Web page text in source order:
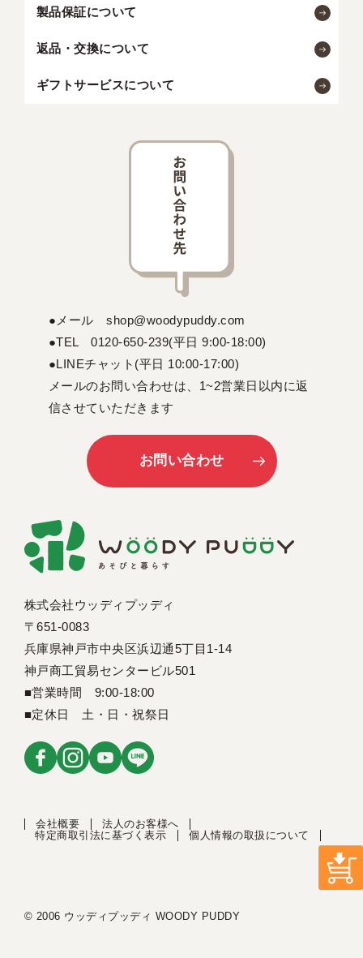
製品保証について
返品・交換について
ギフトサービスについて
株式会社ウッディプッディ
〒651-0083
兵庫県神戸市中央区浜辺通5丁目1-14
神戸商工貿易センタービル501
■営業時間 9:00-18:00
■定休日 土・日・祝祭日
●メール shop@woodypuddy.com
●TEL 0120-650-239(平日 9:00-18:00)
●LINEチャット(平日 10:00-17:00)
メールのお問い合わせは、1~2営業日以内に返
信させていただきます
お問い合わせ
会社概要
法人のお客様へ
特定商取引法に基づく表示
個人情報の取扱について
© 2006 ウッディプッディ WOODY PUDDY